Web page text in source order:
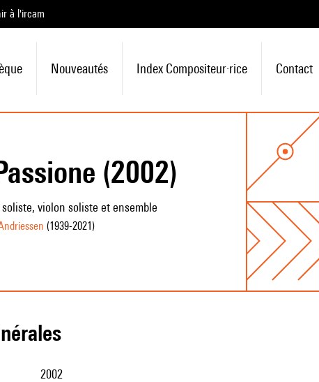
à l'ircam
Nouveautés Index Compositeur·rice Contact
(2002)
violon soliste et ensemble
(1939-2021)
2002